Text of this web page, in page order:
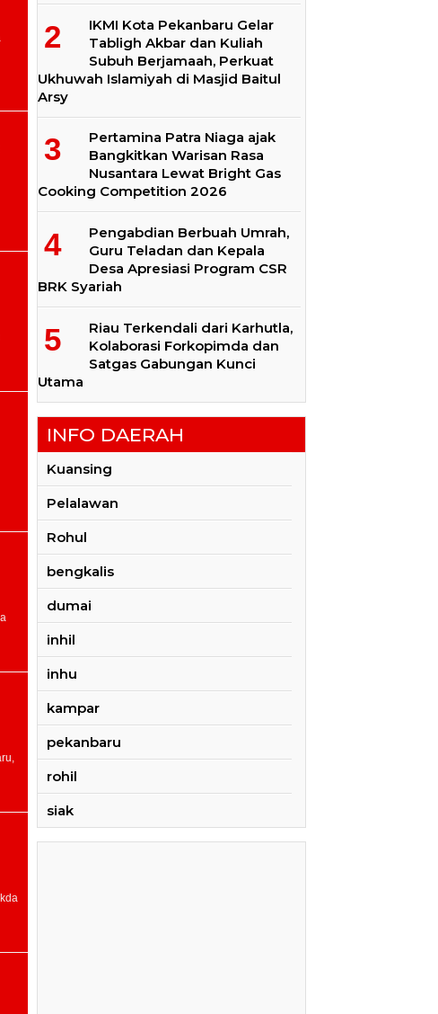
IKMI Kota Pekanbaru Gelar
Tabligh Akbar dan Kuliah
Subuh Berjamaah, Perkuat
Ukhuwah Islamiyah di Masjid Baitul
Arsy
Pertamina Patra Niaga ajak
Bangkitkan Warisan Rasa
Nusantara Lewat Bright Gas
Cooking Competition 2026
Pengabdian Berbuah Umrah,
Guru Teladan dan Kepala
Desa Apresiasi Program CSR
BRK Syariah
Riau Terkendali dari Karhutla,
Kolaborasi Forkopimda dan
Satgas Gabungan Kunci
Utama
INFO DAERAH
Kuansing
Pelalawan
Rohul
bengkalis
dumai
inhil
inhu
kampar
pekanbaru
rohil
siak